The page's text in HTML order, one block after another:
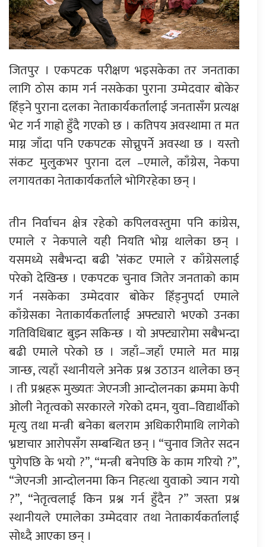
जितपुर । एकपटक परीक्षण भइसकेका तर जनताका
लागि ठोस काम गर्न नसकेका पुराना उम्मेदवार बोकेर
हिँड्ने पुराना दलका नेताकार्यकर्तालाई जनतासँग प्रत्यक्ष
भेट गर्न गाह्रो हुँदै गएको छ । कतिपय अवस्थामा त मत
माग्न जाँदा पनि एकपटक सोच्नुपर्ने अवस्था छ । यस्तो
संकट मुलुकभर पुराना दल –एमाले, काँग्रेस, नेकपा
लगायतका नेताकार्यकर्ताले भोगिरहेका छन् ।
तीन निर्वाचन क्षेत्र रहेको कपिलवस्तुमा पनि कांग्रेस,
एमाले र नेकपाले यही नियति भोग्न थालेका छन् ।
यसमध्ये सबैभन्दा बढी ’संकट एमाले र काँग्रेसलाई
परेको देखिन्छ । एकपटक चुनाव जितेर जनताको काम
गर्न नसकेका उम्मेदवार बोकेर हिँड्नुपर्दा एमाले
काँग्रेसका नेताकार्यकर्तालाई अफ्ट्यारो भएको उनका
गतिविधिबाट बुझ्न सकिन्छ । यो अफ्ट्यारोमा सबैभन्दा
बढी एमाले परेको छ । जहाँ–जहाँ एमाले मत माग्न
जान्छ, त्यहाँ स्थानीयले अनेक प्रश्न उठाउन थालेका छन्
। ती प्रश्नहरू मुख्यतः जेएनजी आन्दोलनका क्रममा केपी
ओली नेतृत्वको सरकारले गरेको दमन, युवा–विद्यार्थीको
मृत्यु तथा मन्त्री बनेका बलराम अधिकारीमाथि लागेको
भ्रष्टाचार आरोपसँग सम्बन्धित छन् । “चुनाव जितेर सदन
पुगेपछि के भयो ?”, “मन्त्री बनेपछि के काम गरियो ?”,
“जेएनजी आन्दोलनमा किन निहत्था युवाको ज्यान गयो
?”, “नेतृत्वलाई किन प्रश्न गर्न हुँदैन ?” जस्ता प्रश्न
स्थानीयले एमालेका उम्मेदवार तथा नेताकार्यकर्तालाई
सोध्दै आएका छन् ।